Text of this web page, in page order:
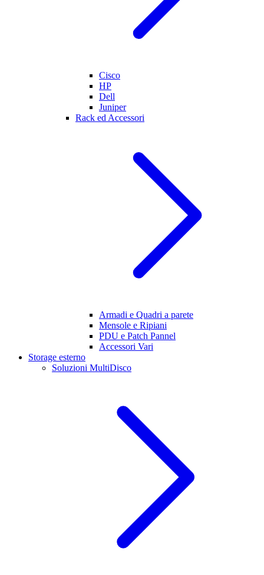
Cisco
HP
Dell
Juniper
Rack ed Accessori
Armadi e Quadri a parete
Mensole e Ripiani
PDU e Patch Pannel
Accessori Vari
Storage esterno
Soluzioni MultiDisco